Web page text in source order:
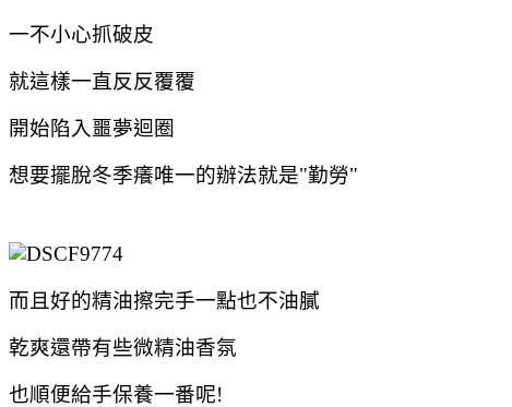
一不小心抓破皮
就這樣一直反反覆覆
開始陷入噩夢迴圈
想要擺脫冬季癢唯一的辦法就是"勤勞"
而且好的精油擦完手一點也不油膩
乾爽還帶有些微精油香氛
也順便給手保養一番呢!